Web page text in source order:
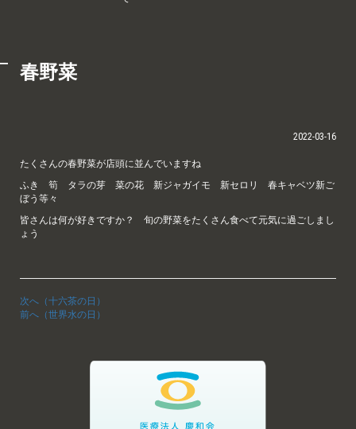
春野菜
2022-03-16
たくさんの春野菜が店頭に並んでいますね
ふき 筍 タラの芽 菜の花 新ジャガイモ 新セロリ 春キャベツ新ご
ぼう等々
皆さんは何が好きですか？ 旬の野菜をたくさん食べて元気に過ごしまし
ょう
次へ（十六茶の日）
前へ（世界水の日）